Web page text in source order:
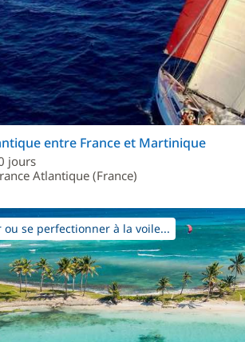
entre France et Martinique
jours
Atlantique (France)
ou se perfectionner à la voile...